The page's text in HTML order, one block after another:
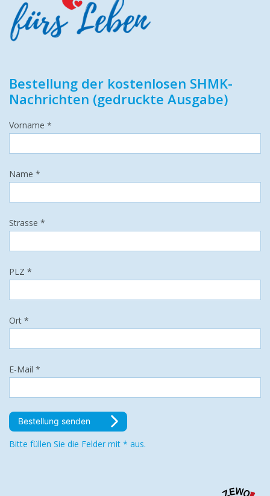
Bestellung der kostenlosen SHMK-
Nachrichten (gedruckte Ausgabe)
Vorname *
Name *
Strasse *
PLZ *
Ort *
E-Mail *
Bestellung senden
Bitte füllen Sie die Felder mit * aus.